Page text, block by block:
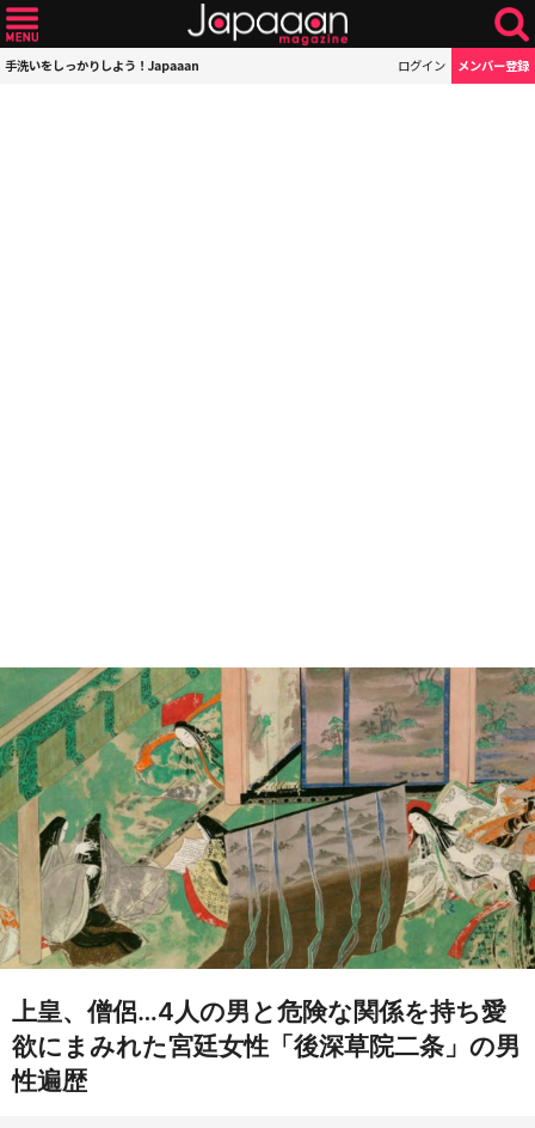
手洗いをしっかりしよう！Japaaan ログイン メンバー登録
上皇、僧侶…4人の男と危険な関係を持ち愛
欲にまみれた宮廷女性「後深草院二条」の男
性遍歴